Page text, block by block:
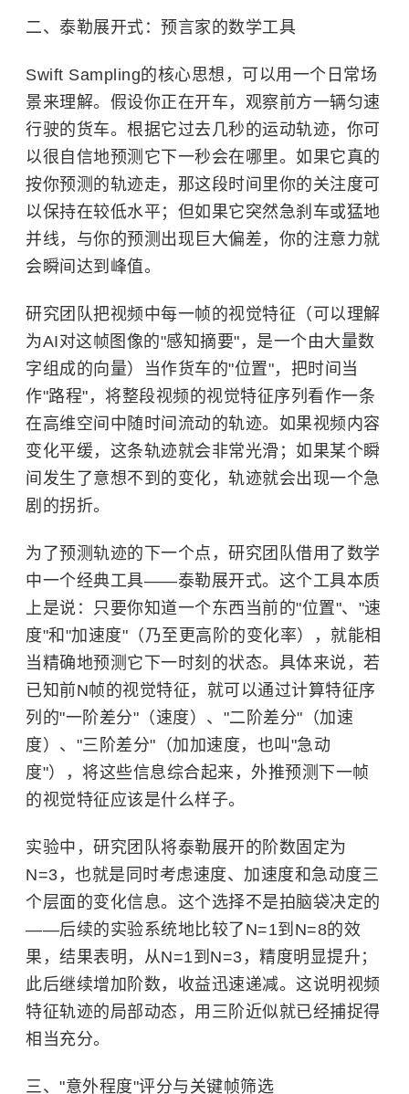
二、泰勒展开式：预言家的数学工具
Swift Sampling的核心思想，可以用一个日常场
景来理解。假设你正在开车，观察前方一辆匀速
行驶的货车。根据它过去几秒的运动轨迹，你可
以很自信地预测它下一秒会在哪里。如果它真的
按你预测的轨迹走，那这段时间里你的关注度可
以保持在较低水平；但如果它突然急刹车或猛地
并线，与你的预测出现巨大偏差，你的注意力就
会瞬间达到峰值。
研究团队把视频中每一帧的视觉特征（可以理解
为AI对这帧图像的"感知摘要"，是一个由大量数
字组成的向量）当作货车的"位置"，把时间当
作"路程"，将整段视频的视觉特征序列看作一条
在高维空间中随时间流动的轨迹。如果视频内容
变化平缓，这条轨迹就会非常光滑；如果某个瞬
间发生了意想不到的变化，轨迹就会出现一个急
剧的拐折。
为了预测轨迹的下一个点，研究团队借用了数学
中一个经典工具——泰勒展开式。这个工具本质
上是说：只要你知道一个东西当前的"位置"、"速
度"和"加速度"（乃至更高阶的变化率），就能相
当精确地预测它下一时刻的状态。具体来说，若
已知前N帧的视觉特征，就可以通过计算特征序
列的"一阶差分"（速度）、"二阶差分"（加速
度）、"三阶差分"（加加速度，也叫"急动
度"），将这些信息综合起来，外推预测下一帧
的视觉特征应该是什么样子。
实验中，研究团队将泰勒展开的阶数固定为
N=3，也就是同时考虑速度、加速度和急动度三
个层面的变化信息。这个选择不是拍脑袋决定的
——后续的实验系统地比较了N=1到N=8的效
果，结果表明，从N=1到N=3，精度明显提升；
此后继续增加阶数，收益迅速递减。这说明视频
特征轨迹的局部动态，用三阶近似就已经捕捉得
相当充分。
三、"意外程度"评分与关键帧筛选